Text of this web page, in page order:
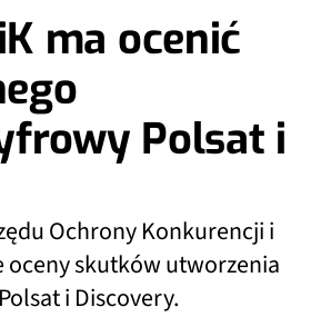
ma ocenić
Polsat i
Ochrony Konkurencji i
oceny skutków utworzenia
i Discovery.